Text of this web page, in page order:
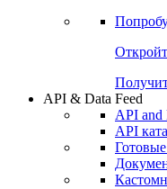
API & Data Feed
API and
API